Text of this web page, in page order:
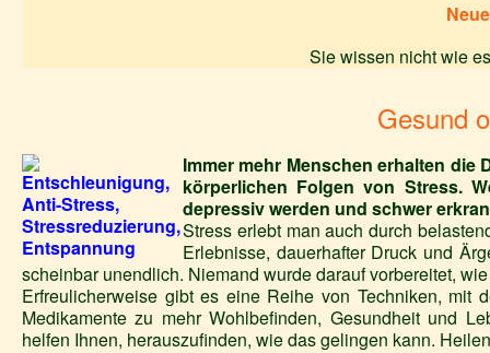
Sie wissen nicht wie
Gesund
Immer mehr Menschen erhalten
körperlichen Folgen von Stress.
depressiv werden und schwer
Stress erlebt man auch durch
Erlebnisse, dauerhafter Druck und
scheinbar unendlich. Niemand wurde darauf vorbereitet,
Erfreulicherweise gibt es eine Reihe von Techniken,
Medikamente zu mehr Wohlbefinden, Gesundheit und
helfen Ihnen, herauszufinden, wie das gelingen kann.